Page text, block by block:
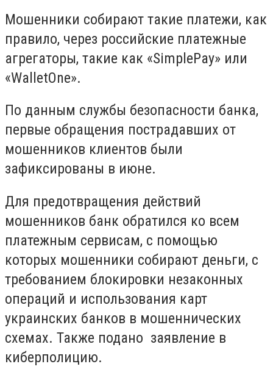
Мошенники собирают такие платежи, как
правило, через российские платежные
агрегаторы, такие как «SimplePay» или
«WalletOne».
По данным службы безопасности банка,
первые обращения пострадавших от
мошенников клиентов были
зафиксированы в июне.
Для предотвращения действий
мошенников банк обратился ко всем
платежным сервисам, с помощью
которых мошенники собирают деньги, с
требованием блокировки незаконных
операций и использования карт
украинских банков в мошеннических
схемах. Также подано заявление в
киберполицию.